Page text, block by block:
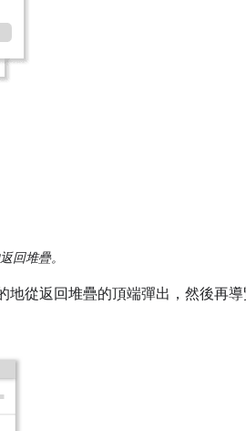
回堆疊。
地從返回堆疊的頂端彈出，然後再